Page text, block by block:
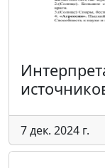
7 дек. 2024 г.